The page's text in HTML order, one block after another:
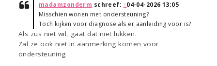
madamzonderm schreef: ↑04-04-2026 13:05
Misschien wonen met ondersteuning?
Toch kijken voor diagnose als er aanleiding voor is?
Als zus niet wil, gaat dat niet lukken.
Zal ze ook niet in aanmerking komen voor
ondersteuning